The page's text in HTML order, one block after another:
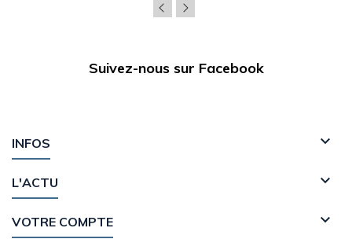
Suivez-nous sur Facebook
INFOS 
L'ACTU 
VOTRE COMPTE 